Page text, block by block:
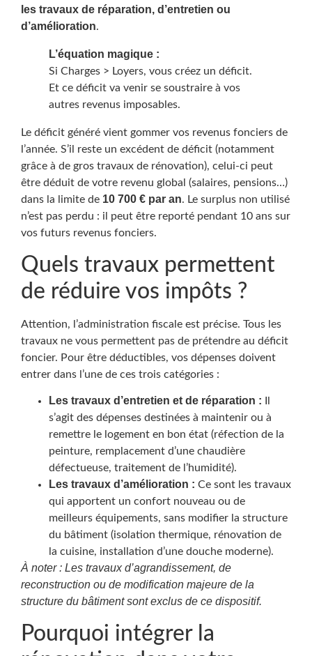
les travaux de réparation, d’entretien ou
d’amélioration.
L’équation magique :
Si Charges > Loyers, vous créez un déficit.
Et ce déficit va venir se soustraire à vos
autres revenus imposables.
Le déficit généré vient gommer vos revenus fonciers de
l’année. S’il reste un excédent de déficit (notamment
grâce à de gros travaux de rénovation), celui-ci peut
être déduit de votre revenu global (salaires, pensions…)
dans la limite de 10 700 € par an. Le surplus non utilisé
n’est pas perdu : il peut être reporté pendant 10 ans sur
vos futurs revenus fonciers.
Quels travaux permettent
de réduire vos impôts ?
Attention, l’administration fiscale est précise. Tous les
travaux ne vous permettent pas de prétendre au déficit
foncier. Pour être déductibles, vos dépenses doivent
entrer dans l’une de ces trois catégories :
Les travaux d’entretien et de réparation :
s’agit des dépenses destinées à maintenir ou à
remettre le logement en bon état (réfection de la
peinture, remplacement d’une chaudière
défectueuse, traitement de l’humidité).
Les travaux d’amélioration : Ce sont les travaux
qui apportent un confort nouveau ou de
meilleurs équipements, sans modifier la structure
du bâtiment (isolation thermique, rénovation de
la cuisine, installation d’une douche moderne).
À noter : Les travaux d’agrandissement, de
reconstruction ou de modification majeure de la
structure du bâtiment sont exclus de ce dispositif.
Pourquoi intégrer la